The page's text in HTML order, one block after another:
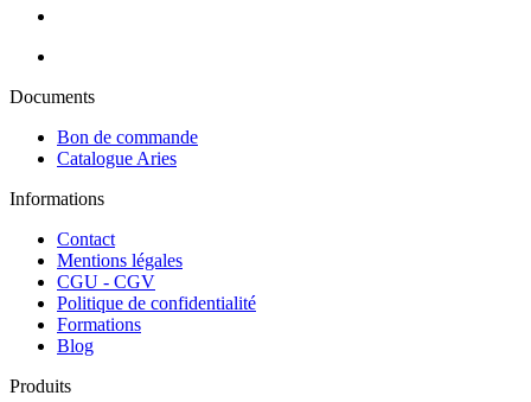
Documents
Bon de commande
Catalogue Aries
Informations
Contact
Mentions légales
CGU - CGV
Politique de confidentialité
Formations
Blog
Produits